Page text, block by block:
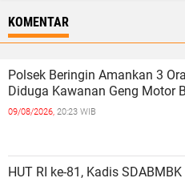
KOMENTAR
Polsek Beringin Amankan 3
Diduga Kawanan Geng Motor
09/08/2026, 20:23 WIB
‎HUT RI ke-81, Kadis